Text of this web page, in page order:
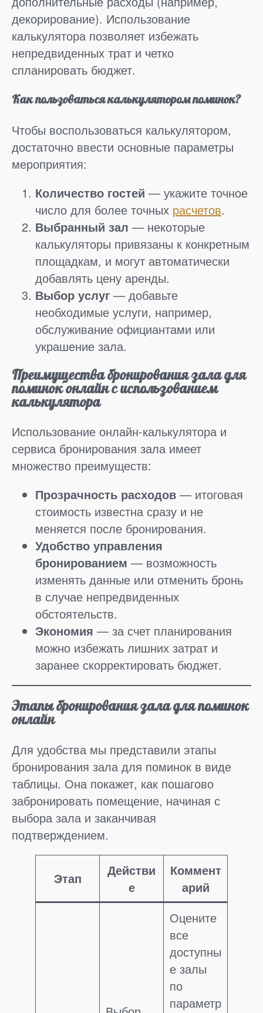
декорирование). Использование
калькулятора позволяет избежать
непредвиденных трат и четко
спланировать бюджет.
Как пользоваться калькулятором поминок?
Чтобы воспользоваться калькулятором,
достаточно ввести основные параметры
мероприятия:
Количество гостей — укажите точное
число для более точных расчетов.
Выбранный зал — некоторые
калькуляторы привязаны к конкретным
площадкам, и могут автоматически
добавлять цену аренды.
Выбор услуг — добавьте
необходимые услуги, например,
обслуживание официантами или
украшение зала.
Преимущества бронирования зала для
поминок онлайн с использованием
калькулятора
Использование онлайн-калькулятора и
сервиса бронирования зала имеет
множество преимуществ:
Прозрачность расходов — итоговая
стоимость известна сразу и не
меняется после бронирования.
Удобство управления
бронированием — возможность
изменять данные или отменить бронь
в случае непредвиденных
обстоятельств.
Экономия — за счет планирования
можно избежать лишних затрат и
заранее скорректировать бюджет.
Этапы бронирования зала для поминок
онлайн
Для удобства мы представили этапы
бронирования зала для поминок в виде
таблицы. Она покажет, как пошагово
забронировать помещение, начиная с
выбора зала и заканчивая
подтверждением.
Этап
Действи
е
Коммент
арий
Оцените
все
доступны
е залы
по
параметр